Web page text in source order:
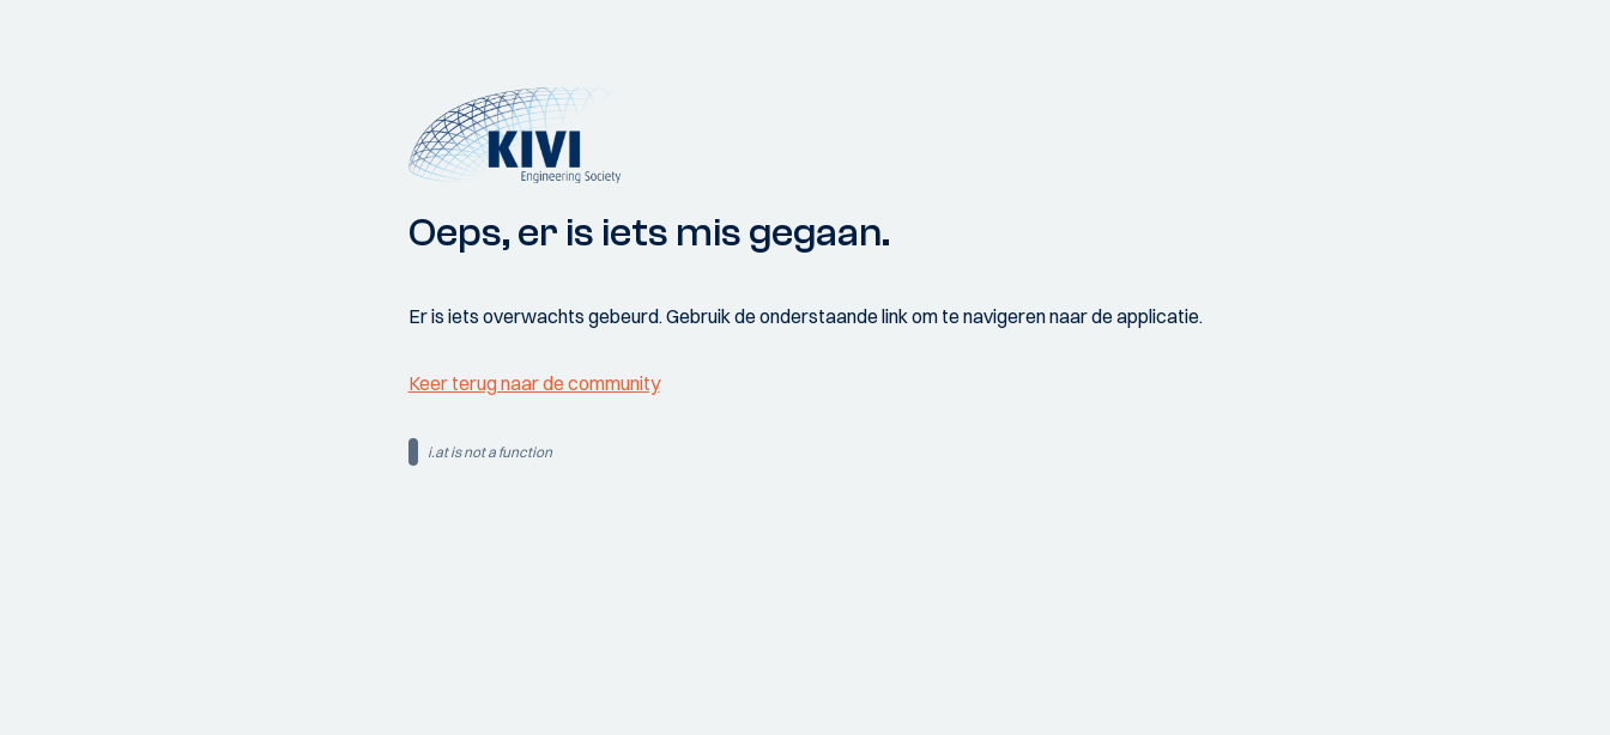
Oeps, er is iets mis gegaan.
Er is iets overwachts gebeurd. Gebruik de onderstaande link om te navigeren naar de applicatie.
Keer terug naar de community
i.at is not a function